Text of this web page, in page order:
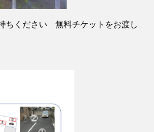
ちください 無料チケットをお渡し